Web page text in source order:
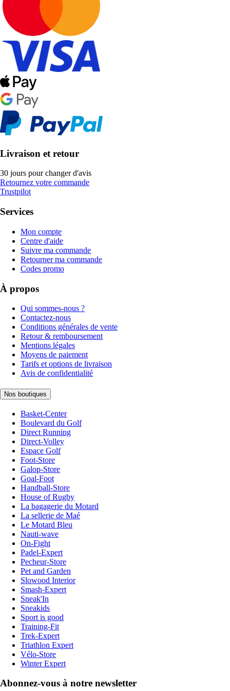
Livraison et retour
30 jours pour changer d'avis
Retournez votre commande
Trustpilot
Services
Mon compte
Centre d'aide
Suivre ma commande
Retourner ma commande
Codes promo
À propos
Qui sommes-nous ?
Contactez-nous
Conditions générales de vente
Retour & remboursement
Mentions légales
Moyens de paiement
Tarifs et options de livraison
Avis de confidentialité
Nos boutiques
Basket-Center
Boulevard du Golf
Direct Running
Direct-Volley
Espace Golf
Foot-Store
Galop-Store
Goal-Foot
Handball-Store
House of Rugby
La bagagerie du Motard
La sellerie de Maé
Le Motard Bleu
Nauti-wave
On-Fight
Padel-Expert
Pecheur-Store
Pet and Garden
Slowood Interior
Smash-Expert
Sneak'In
Sneakids
Sport is good
Training-Fit
Trek-Expert
Triathlon Expert
Vélo-Store
Winter Expert
Abonnez-vous à notre newsletter